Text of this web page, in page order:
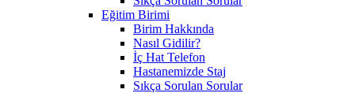
Eğitim Birimi
Birim Hakkında
Nasıl Gidilir?
İç Hat Telefon
Hastanemizde Staj
Sıkça Sorulan Sorular